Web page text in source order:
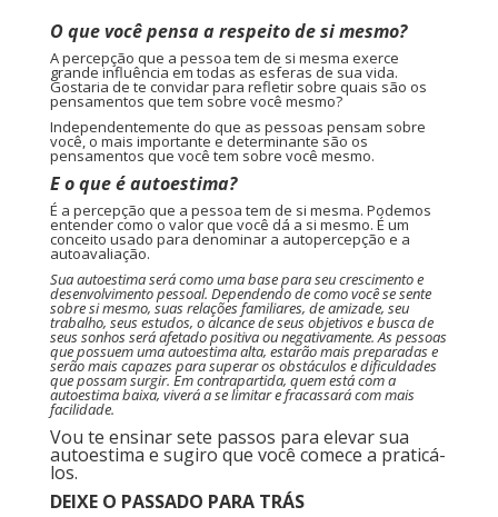
O que você pensa a respeito de si mesmo?
A percepção que a pessoa tem de si mesma exerce
grande influência em todas as esferas de sua vida.
Gostaria de te convidar para refletir sobre quais são os
pensamentos que tem sobre você mesmo?
Independentemente do que as pessoas pensam sobre
você, o mais importante e determinante são os
pensamentos que você tem sobre você mesmo.
E o que é autoestima?
É a percepção que a pessoa tem de si mesma. Podemos
entender como o valor que você dá a si mesmo. É um
conceito usado para denominar a autopercepção e a
autoavaliação.
Sua autoestima será como uma base para seu crescimento e
desenvolvimento pessoal. Dependendo de como você se sente
sobre si mesmo, suas relações familiares, de amizade, seu
trabalho, seus estudos, o alcance de seus objetivos e busca de
seus sonhos será afetado positiva ou negativamente. As pessoas
que possuem uma autoestima alta, estarão mais preparadas e
serão mais capazes para superar os obstáculos e dificuldades
que possam surgir. Em contrapartida, quem está com a
autoestima baixa, viverá a se limitar e fracassará com mais
facilidade.
Vou te ensinar sete passos para elevar sua
autoestima e sugiro que você comece a praticá-
los.
DEIXE O PASSADO PARA TRÁS